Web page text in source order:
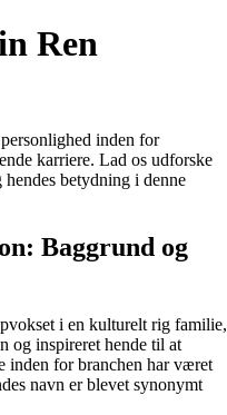
Ren
inden for
karriere. Lad os udforske
betydning i denne
Baggrund og
i en kulturelt rig familie,
og inspireret hende til at
inden for branchen har været
navn er blevet synonymt